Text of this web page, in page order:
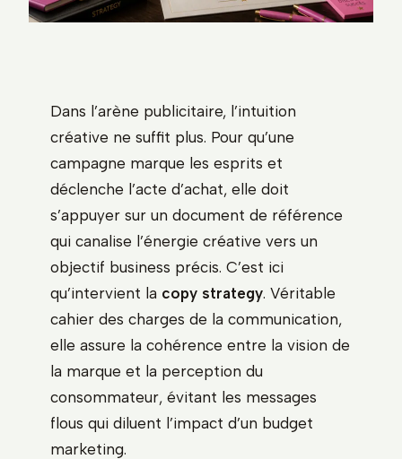
Dans l’arène publicitaire, l’intuition
créative ne suffit plus. Pour qu’une
campagne marque les esprits et
déclenche l’acte d’achat, elle doit
s’appuyer sur un document de référence
qui canalise l’énergie créative vers un
objectif business précis. C’est ici
qu’intervient la copy strategy. Véritable
cahier des charges de la communication,
elle assure la cohérence entre la vision de
la marque et la perception du
consommateur, évitant les messages
flous qui diluent l’impact d’un budget
marketing.